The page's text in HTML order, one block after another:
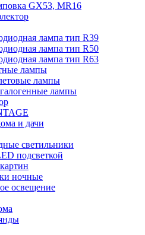
GX53, MR16
лампа тип R39
лампа тип R50
лампа тип R63
лампы
лампы
лампы
и дачи
светильники
подсветкой
ночные
освещение